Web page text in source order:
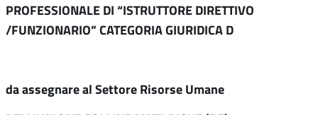
PROFESSIONALE DI “ISTRUTTORE DIRETTIVO
/FUNZIONARIO” CATEGORIA GIURIDICA D
da assegnare al Settore Risorse Umane